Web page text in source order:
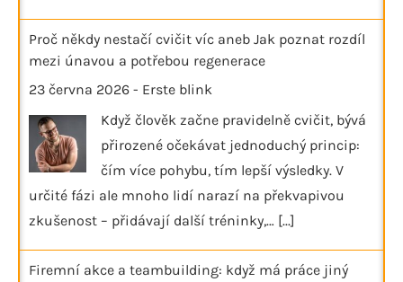
Proč někdy nestačí cvičit víc aneb Jak poznat rozdíl
mezi únavou a potřebou regenerace
23 června 2026 - Erste blink
Když člověk začne pravidelně cvičit, bývá
přirozené očekávat jednoduchý princip:
čím více pohybu, tím lepší výsledky. V
určité fázi ale mnoho lidí narazí na překvapivou
zkušenost – přidávají další tréninky,… [...]
Firemní akce a teambuilding: když má práce jiný